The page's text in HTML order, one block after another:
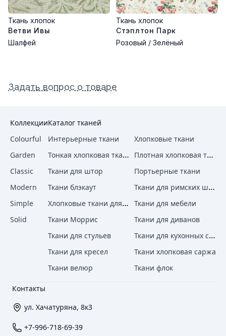
Ткань хлопок
Ветви Ивы
Шалфей
Ткань хлопок
Стэплтон Парк
Розовый / Зелёный
Задать вопрос о товаре
Контакты
ул. Хачатуряна, 8к3
+7-996-718-69-39
Коллекции
Colourful
Garden
Classic
Modern
Simple
Solid
Каталог тканей
Интерьерные ткани
Хлопковые ткани
Тонкая хлопковая ткань Плотная хлопковая ткань
Ткани для штор
Портьерные ткани
Ткани блэкаут
Ткани для римских штор
Хлопковые ткани для штор
Ткани для мебели
Ткани Моррис
Ткани для диванов
Ткани для стульев
Ткани для кухонных стульев
Ткани для кресел
Ткани хлопковая саржа
Ткани велюр
Ткани флок